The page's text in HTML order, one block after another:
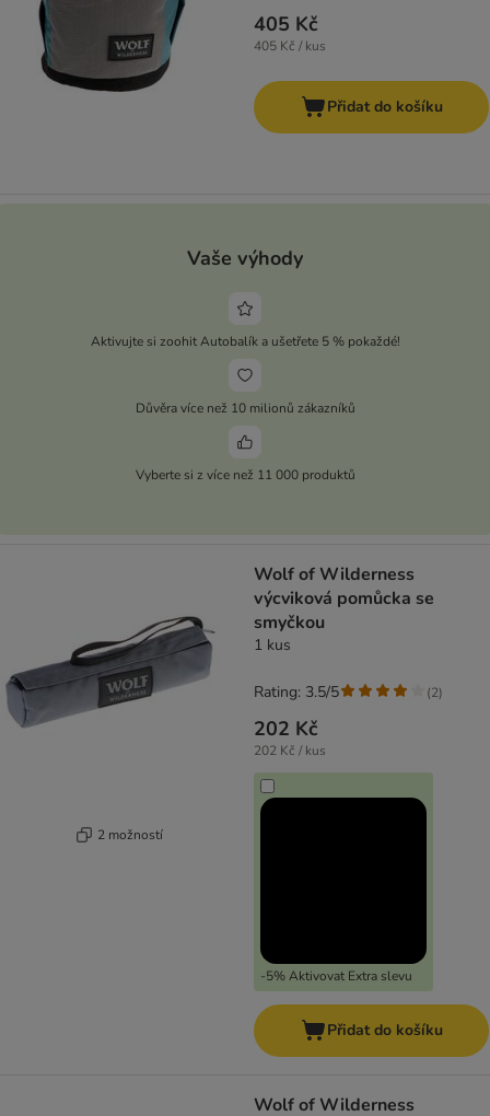
405 Kč
405 Kč / kus
Přidat do košíku
Vaše výhody
Aktivujte si zoohit Autobalík a ušetřete 5 % pokaždé!
Důvěra více než 10 milionů zákazníků
Vyberte si z více než 11 000 produktů
2 možností
Wolf of Wilderness
výcviková pomůcka se
smyčkou
1 kus
202 Kč
202 Kč / kus
-5% Aktivovat Extra slevu
Rating: 3.5/5 (2)
Přidat do košíku
Wolf of Wilderness